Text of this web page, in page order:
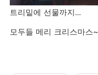
트리밑에 선물까지...
모두들 메리 크리스마스~